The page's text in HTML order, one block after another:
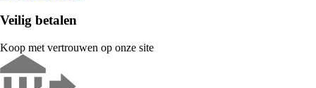
Veilig betalen
Koop met vertrouwen op onze site